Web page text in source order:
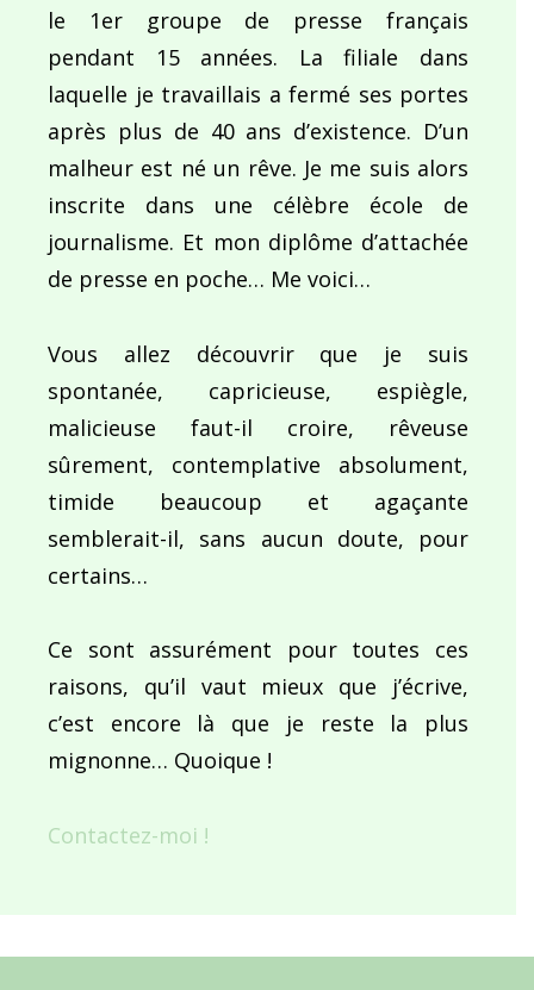
le 1er groupe de presse français
pendant 15 années. La filiale dans
laquelle je travaillais a fermé ses portes
après plus de 40 ans d’existence. D’un
malheur est né un rêve. Je me suis alors
inscrite dans une célèbre école de
journalisme. Et mon diplôme d’attachée
de presse en poche… Me voici…
Vous allez découvrir que je suis
spontanée, capricieuse, espiègle,
malicieuse faut-il croire, rêveuse
sûrement, contemplative absolument,
timide beaucoup et agaçante
semblerait-il, sans aucun doute, pour
certains…
Ce sont assurément pour toutes ces
raisons, qu’il vaut mieux que j’écrive,
c’est encore là que je reste la plus
mignonne… Quoique !
Contactez-moi !